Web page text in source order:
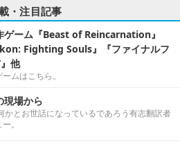
・注目記事
ゲーム『Beast of Reincarnation』
Fighting Souls』『ファイナルフ
他
ムはこちら。
現場から
かとお世話になっているであろう有志翻訳者
。